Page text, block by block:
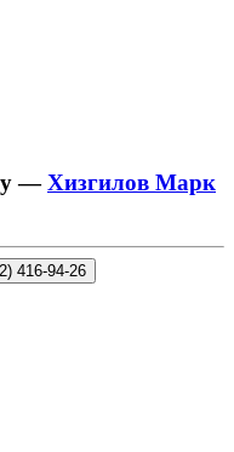
—Хизгилов Марк
416-94-26